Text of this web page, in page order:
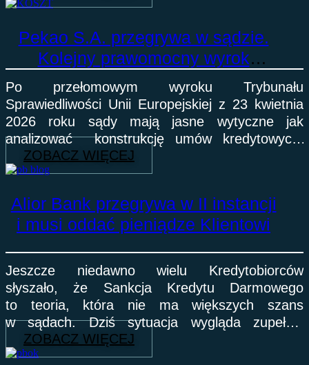
Pekao S.A. przegrywa w sądzie.
Kolejny prawomocny wyrok
po przełomowym orzeczeniu TSUE
Po przełomowym wyroku Trybunału
Sprawiedliwości Unii Europejskiej z 23 kwietnia
2026 roku sądy mają jasne wytyczne jak
analizować konstrukcję umów kredytowych.
Kredytobiorcy przez lata ponosili koszty, które
nie powinny
ZOBACZ WIĘCEJ
Alior Bank przegrywa w II instancji
i musi oddać pieniądze Klientowi
Jeszcze niedawno wielu Kredytobiorców
słyszało, że Sankcja Kredytu Darmowego
to teoria, która nie ma większych szans
w sądach. Dziś sytuacja wygląda zupełnie
inaczej. Po przełomowym wyroku TSUE z 23
kwietnia 2026 roku widzimy,
ZOBACZ WIĘCEJ